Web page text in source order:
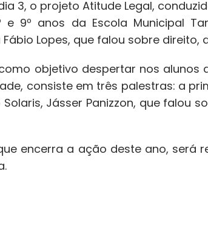
3, o projeto Atitude Legal,
9º anos da Escola Municipal
Lopes, que falou sobre direito,
objetivo despertar nos alunos
consiste em três palestras: a
Jásser Panizzon, que falou
encerra a ação deste ano, será